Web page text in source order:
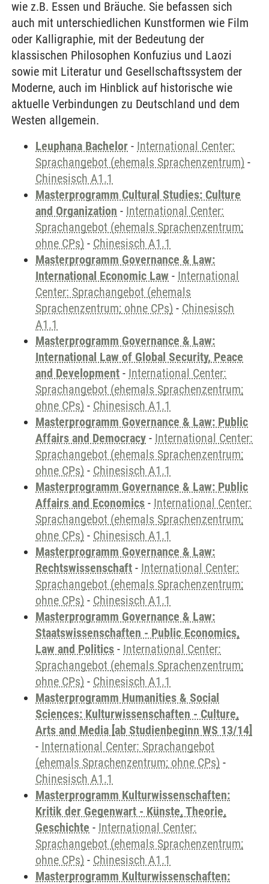
wie z.B. Essen und Bräuche. Sie befassen sich
auch mit unterschiedlichen Kunstformen wie Film
oder Kalligraphie, mit der Bedeutung der
klassischen Philosophen Konfuzius und Laozi
sowie mit Literatur und Gesellschaftssystem der
Moderne, auch im Hinblick auf historische wie
aktuelle Verbindungen zu Deutschland und dem
Westen allgemein.
Leuphana Bachelor - International Center:
Sprachangebot (ehemals Sprachenzentrum) -
Chinesisch A1.1
Masterprogramm Cultural Studies: Culture
and Organization - International Center:
Sprachangebot (ehemals Sprachenzentrum;
ohne CPs) - Chinesisch A1.1
Masterprogramm Governance & Law:
International Economic Law - International
Center: Sprachangebot (ehemals
Sprachenzentrum; ohne CPs) - Chinesisch
A1.1
Masterprogramm Governance & Law:
International Law of Global Security, Peace
and Development - International Center:
Sprachangebot (ehemals Sprachenzentrum;
ohne CPs) - Chinesisch A1.1
Masterprogramm Governance & Law: Public
Affairs and Democracy - International Center:
Sprachangebot (ehemals Sprachenzentrum;
ohne CPs) - Chinesisch A1.1
Masterprogramm Governance & Law: Public
Affairs and Economics - International Center:
Sprachangebot (ehemals Sprachenzentrum;
ohne CPs) - Chinesisch A1.1
Masterprogramm Governance & Law:
Rechtswissenschaft - International Center:
Sprachangebot (ehemals Sprachenzentrum;
ohne CPs) - Chinesisch A1.1
Masterprogramm Governance & Law:
Staatswissenschaften - Public Economics,
Law and Politics - International Center:
Sprachangebot (ehemals Sprachenzentrum;
ohne CPs) - Chinesisch A1.1
Masterprogramm Humanities & Social
Sciences: Kulturwissenschaften - Culture,
Arts and Media [ab Studienbeginn WS 13/14]
- International Center: Sprachangebot
(ehemals Sprachenzentrum; ohne CPs) -
Chinesisch A1.1
Masterprogramm Kulturwissenschaften:
Kritik der Gegenwart - Künste, Theorie,
Geschichte - International Center:
Sprachangebot (ehemals Sprachenzentrum;
ohne CPs) - Chinesisch A1.1
Masterprogramm Kulturwissenschaften: